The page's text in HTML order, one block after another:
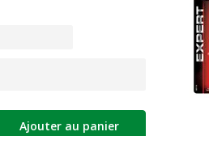
Ajouter au panier